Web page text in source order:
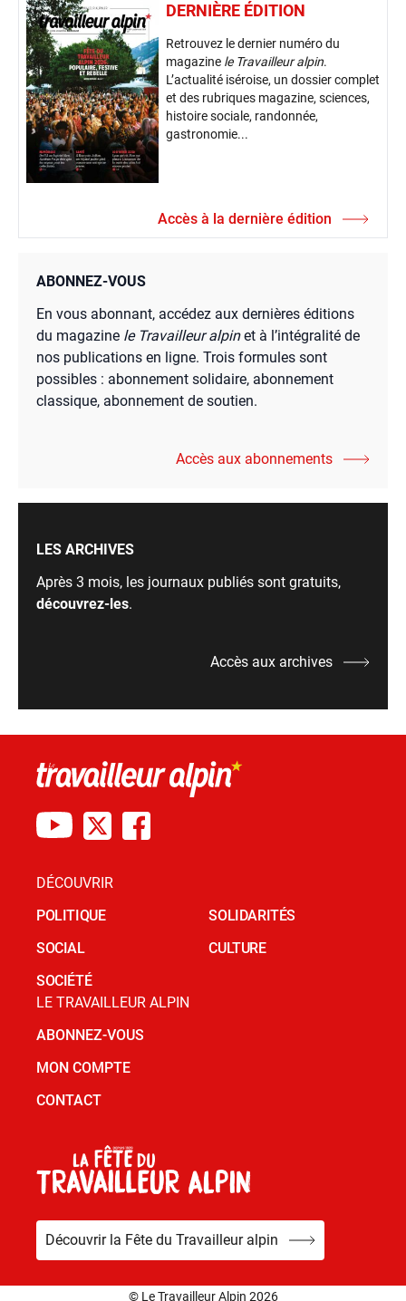
DERNIÈRE ÉDITION
Retrouvez le dernier numéro du
magazine le Travailleur alpin.
L’actualité iséroise, un dossier complet
et des rubriques magazine, sciences,
histoire sociale, randonnée,
gastronomie...
Accès à la dernière édition
ABONNEZ-VOUS
En vous abonnant, accédez aux dernières éditions
du magazine le Travailleur alpinet à l’intégralité de
nos publications en ligne. Trois formules sont
possibles : abonnement solidaire, abonnement
classique, abonnement de soutien.
Accès aux abonnements
LES ARCHIVES
Après 3 mois, les journaux publiés sont gratuits,
découvrez-les.
Accès aux archives
DÉCOUVRIR
POLITIQUE
SOCIAL
SOCIÉTÉ
SOLIDARITÉS
CULTURE
LE TRAVAILLEUR ALPIN
ABONNEZ-VOUS
MON COMPTE
CONTACT
Découvrir la Fête du Travailleur alpin
© Le Travailleur Alpin 2026